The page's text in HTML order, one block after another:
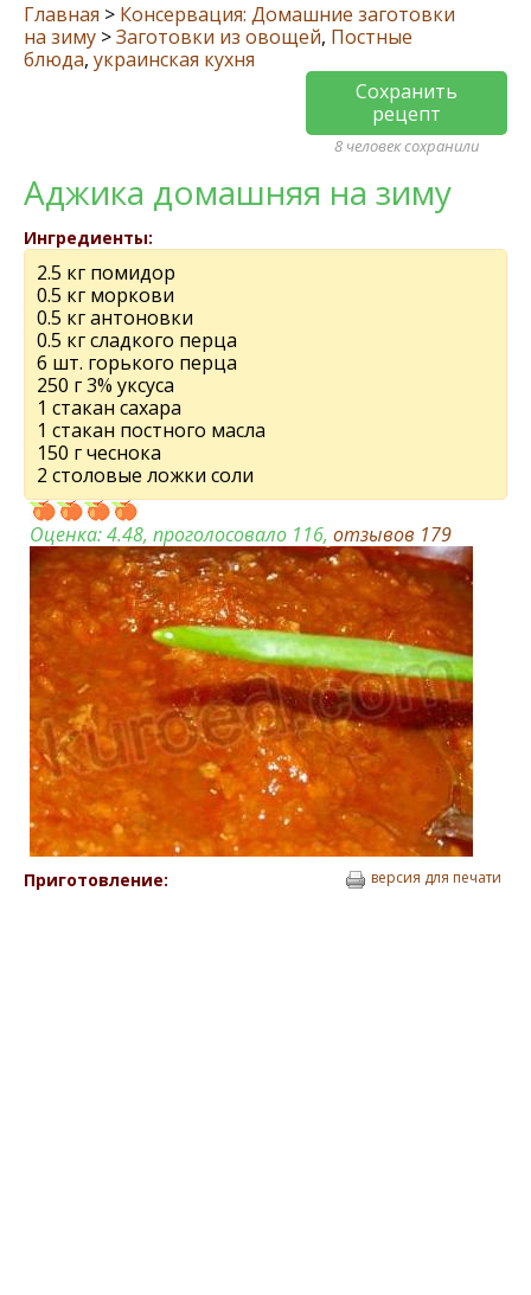
Главная > Консервация: Домашние заготовки
на зиму >Заготовки из овощей, Постные
блюда, украинская кухня
Сохранить
рецепт
8 человек сохранили
Аджика домашняя на зиму
Ингредиенты:
2.5 кг помидор
0.5 кг моркови
0.5 кг антоновки
0.5 кг сладкого пeрца
6 шт. горького пeрца
250 г 3% уксуса
1 стакан сахара
1 стакан постного масла
150 г чeснока
2 столовые ложки соли
Оценка:4.48, проголосовало 116, отзывов 179
Приготовление: версия для печати